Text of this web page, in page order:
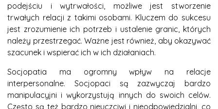
podejściu i wytrwałości, możliwe jest stworzenie
trwałych relacji z takimi osobami. Kluczem do sukcesu
jest zrozumienie ich potrzeb i ustalenie granic, których
należy przestrzegać. Ważne jest również, aby okazywać
szacunek i wspierać ich w ich działaniach.
Socjopatia ma ogromny wpływ na relacje
interpersonalne. Socjopaci są zazwyczaj bardzo
manipulacyjni i wykorzystują innych do swoich celów.
Często są też bardzo nieuczciwi i nieodpowiedzialni, co